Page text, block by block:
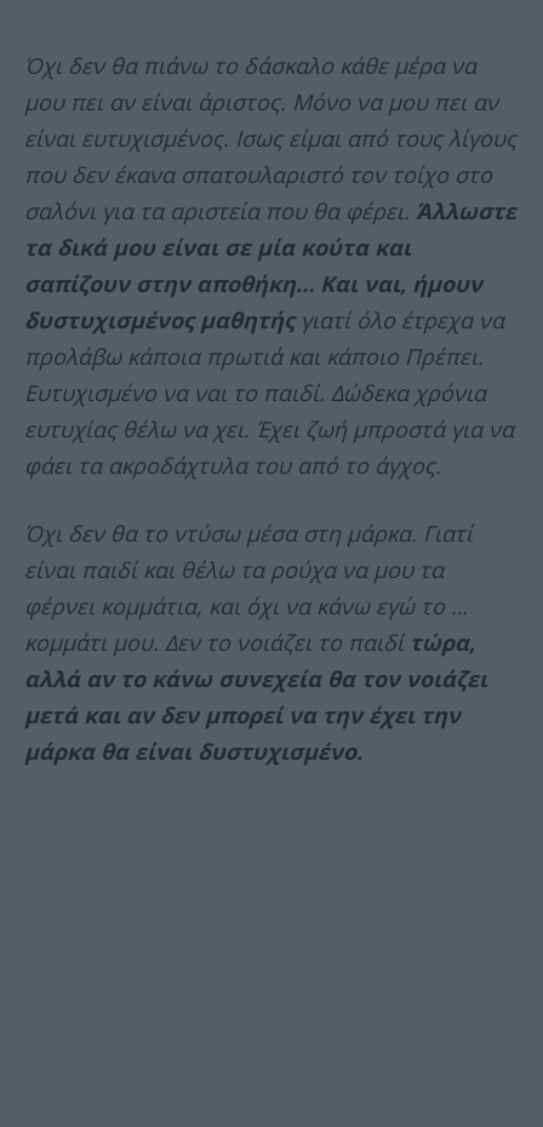
Όχι δεν θα πιάνω το δάσκαλο κάθε μέρα να
μου πει αν είναι άριστος. Μόνο να μου πει αν
είναι ευτυχισμένος. Ισως είμαι από τους λίγους
που δεν έκανα σπατουλαριστό τον τοίχο στο
σαλόνι για τα αριστεία που θα φέρει. Άλλωστε
τα δικά μου είναι σε μία κούτα και
σαπίζουν στην αποθήκη… Και ναι, ήμουν
δυστυχισμένος μαθητήςγιατί όλο έτρεχα να
προλάβω κάποια πρωτιά και κάποιο Πρέπει.
Ευτυχισμένο να ναι το παιδί. Δώδεκα χρόνια
ευτυχίας θέλω να χει. Έχει ζωή μπροστά για να
φάει τα ακροδάχτυλα του από το άγχος.
Όχι δεν θα το ντύσω μέσα στη μάρκα. Γιατί
είναι παιδί και θέλω τα ρούχα να μου τα
φέρνει κομμάτια, και όχι να κάνω εγώ το …
κομμάτι μου. Δεν το νοιάζει το παιδί τώρα,
αλλά αν το κάνω συνεχεία θα τον νοιάζει
μετά και αν δεν μπορεί να την έχει την
μάρκα θα είναι δυστυχισμένο.